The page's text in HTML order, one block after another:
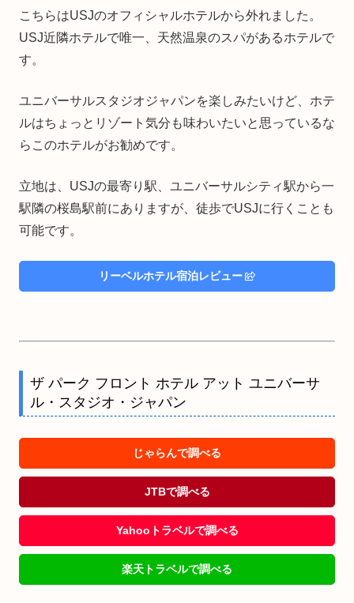
こちらはUSJのオフィシャルホテルから外れました。
USJ近隣ホテルで唯一、天然温泉のスパがあるホテルで
す。
ユニバーサルスタジオジャパンを楽しみたいけど、ホテ
ルはちょっとリゾート気分も味わいたいと思っているな
らこのホテルがお勧めです。
立地は、USJの最寄り駅、ユニバーサルシティ駅から一
駅隣の桜島駅前にありますが、徒歩でUSJに行くことも
可能です。
リーベルホテル宿泊レビュー
ザ パーク フロント ホテル アット ユニバーサ
ル・スタジオ・ジャパン
じゃらんで調べる
JTBで調べる
Yahooトラベルで調べる
楽天トラベルで調べる